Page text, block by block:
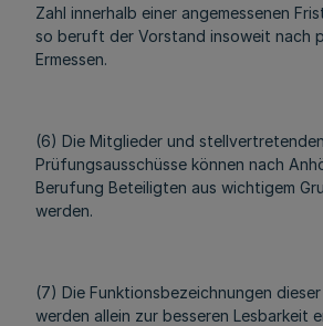
Zahl innerhalb einer angemessenen
so beruft der Vorstand insoweit nach
Ermessen.
(6) Die Mitglieder und
Prüfungsausschüsse können nach
Berufung Beteiligten aus wichtigem
werden.
(7) Die Funktionsbezeichnungen
werden allein zur besseren Lesbarkeit